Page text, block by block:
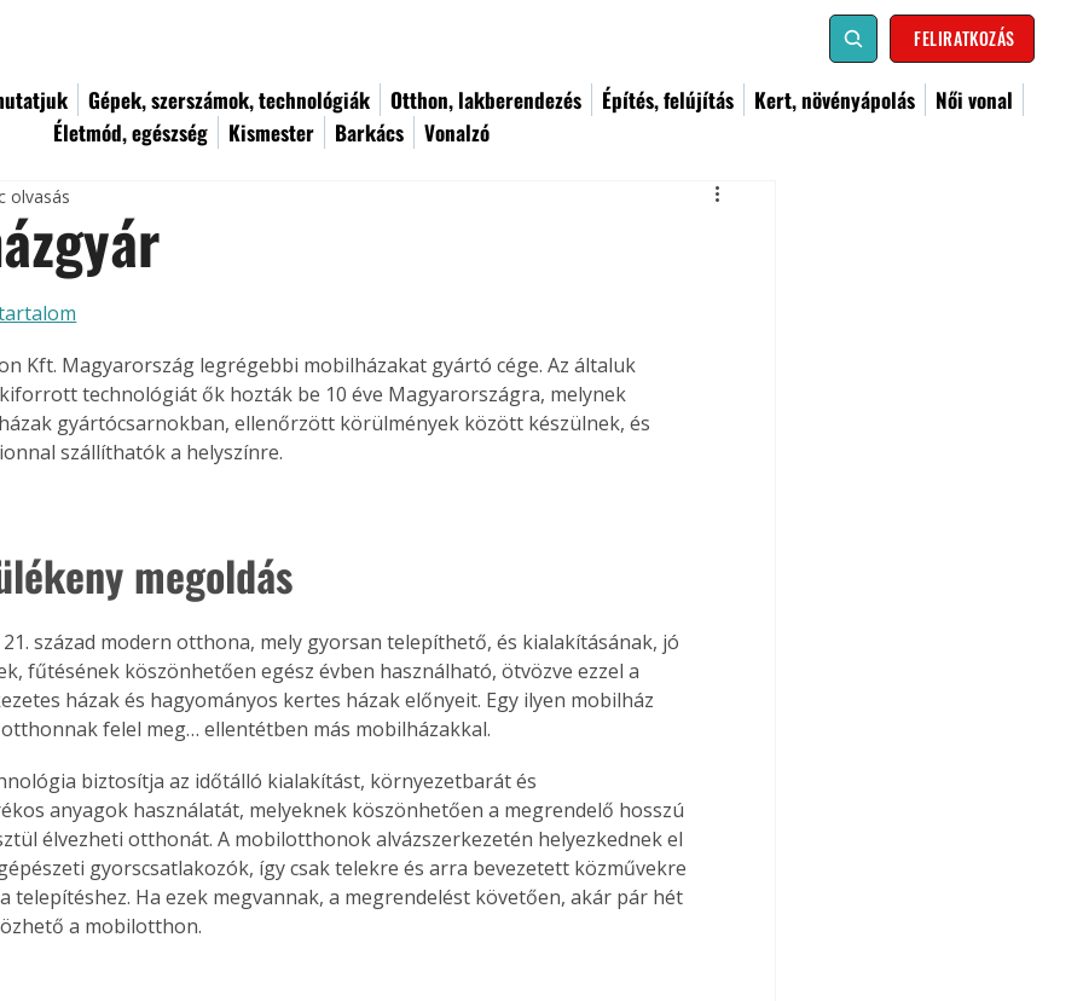
FELIRATKOZÁS
Gépek, szerszámok, technológiák Otthon, lakberendezés Építés, felújítás Kert, növényápolás
Női vonal
Életmód, egészség
Kismester Barkács Vonalzó
olvasás
Kft. Magyarország legrégebbi mobilházakat gyártó cége. Az általuk
technológiát ők hozták be 10 éve Magyarországra, melynek
gyártócsarnokban, ellenőrzött körülmények között készülnek, és
szállíthatók a helyszínre.
megoldás
század modern otthona, mely gyorsan telepíthető, és kialakításának, jó
fűtésének köszönhetően egész évben használható, ötvözve ezzel a
házak és hagyományos kertes házak előnyeit. Egy ilyen mobilház
felel meg… ellentétben más mobilházakkal.
biztosítja az időtálló kialakítást, környezetbarát és
anyagok használatát, melyeknek köszönhetően a megrendelő hosszú
élvezheti otthonát. A mobilotthonok alvázszerkezetén helyezkednek el
gyorscsatlakozók, így csak telekre és arra bevezetett közművekre
telepítéshez. Ha ezek megvannak, a megrendelést követően, akár pár hét
a mobilotthon.